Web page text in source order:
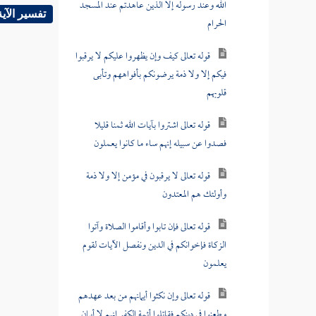
الله وعند رسوله إلا الذين عاهدتم عند المسجد
الحرام
قوله تعالى كيف وإن يظهروا عليكم لا يرقبوا
فيكم إلا ولا ذمة يرضونكم بأفواههم وتأبى
قلوبهم
قوله تعالى اشتروا بآيات الله ثمنا قليلا
فصدوا عن سبيله إنهم ساء ما كانوا يعملون
قوله تعالى لا يرقبون في مؤمن إلا ولا ذمة
وأولئك هم المعتدون
قوله تعالى فإن تابوا وأقاموا الصلاة وآتوا
الزكاة فإخوانكم في الدين ونفصل الآيات لقوم
يعلمون
قوله تعالى وإن نكثوا أيمانهم من بعد عهدهم
تفسير